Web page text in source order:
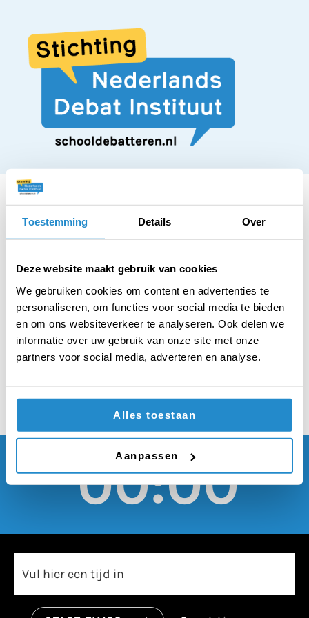
Toestemming Details Over
Deze website maakt gebruik van cookies
We gebruiken cookies om content en advertenties te
personaliseren, om functies voor social media te bieden
en om ons websiteverkeer te analyseren. Ook delen we
informatie over uw gebruik van onze site met onze
partners voor social media, adverteren en analyse.
Alles toestaan
Aanpassen
Mobiele telefoons
moeten verboden
worden op school
00:00